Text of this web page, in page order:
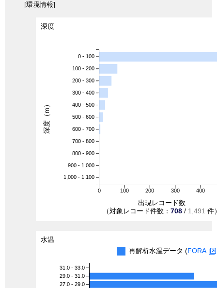
[環境情報]
深度
0 100 200 300 400
0 - 100
100 - 200
200 - 300
300 - 400
400 - 500
500 - 600
600 - 700
700 - 800
800 - 900
900 - 1,000
1,000 - 1,100
出現レコード数
（対象レコード件数： 708 / 1,491 件
深度（m）
水温
再解析水温データ (FORA
31.0 - 33.0
29.0 - 31.0
27.0 - 29.0